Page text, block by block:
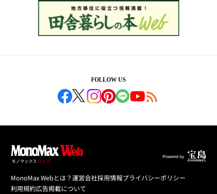
FOLLOW US
MonoMax Webとは？運営会社採用情報プライバシーポリシー
利用規約広告掲載について